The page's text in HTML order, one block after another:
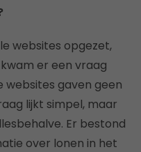
websites opgezet,
er een vraag
websites gaven geen
lijkt simpel, maar
Er bestond
over lonen in het